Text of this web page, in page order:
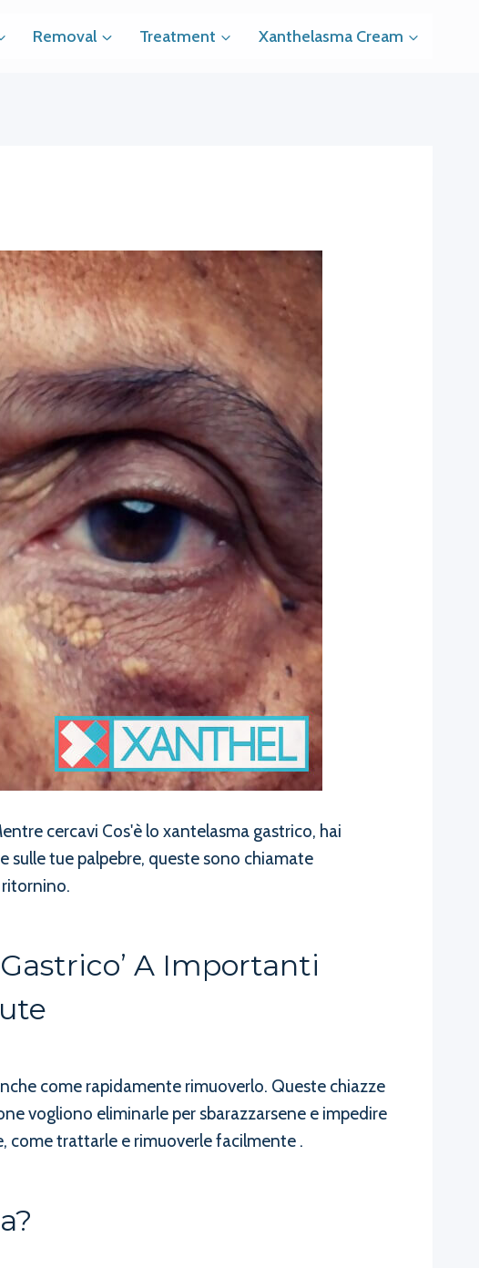
Removal Treatment Xanthelasma Cream
cercavi Cos'è lo xantelasma gastrico, hai
sulle tue palpebre, queste sono chiamate
A Importanti
come rapidamente rimuoverlo. Queste chiazze
vogliono eliminarle per sbarazzarsene e impedire
come trattarle e rimuoverle facilmente .